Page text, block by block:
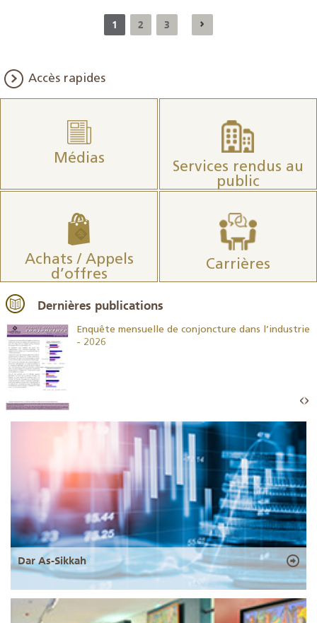
1 2 3
Accès rapides
Médias
Services rendus au
public
Achats / Appels
d’offres
Carrières
Dernières publications
Enquête mensuelle de conjoncture dans l’industrie
- 2026
Dar As-Sikkah